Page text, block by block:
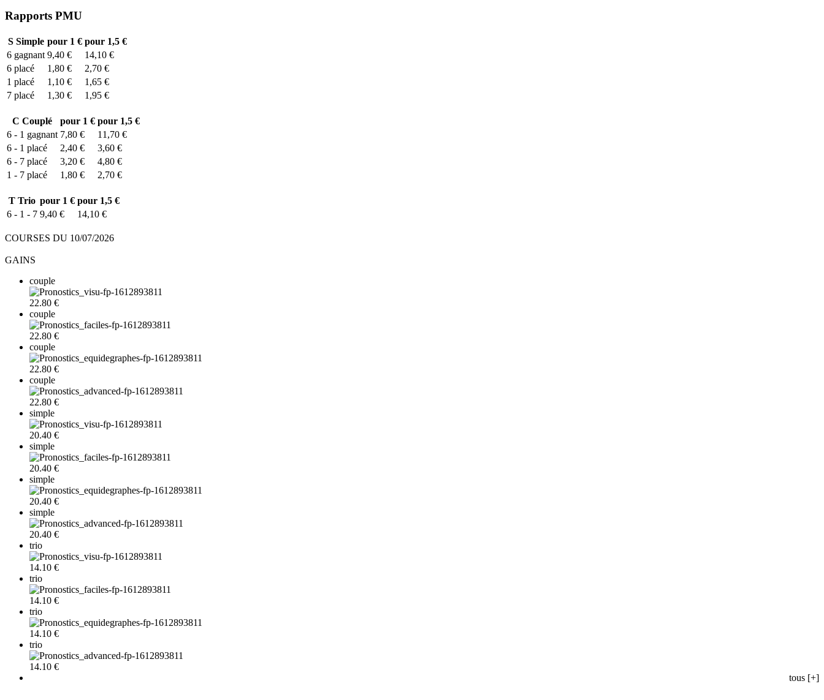
Rapports PMU
SSimple pour 1 € pour 1,5 €
6 gagnant 9,40 €
14,10 €
6 placé 1,80 €
2,70 €
1 placé 1,10 €
1,65 €
7 placé 1,30 € 1,95 €
C Couplé pour 1 € pour 1,5 €
6 - 1 gagnant 7,80 €
11,70 €
6 - 1 placé 2,40 €
3,60 €
6 - 7 placé 3,20 €
4,80 €
1 - 7 placé 1,80 € 2,70 €
T Trio pour 1 € pour 1,5 €
6 - 1 - 7 9,40 € 14,10 €
COURSES DU 10/07/2026
GAINS
couple
22.80 €
couple
22.80 €
couple
22.80 €
couple
22.80 €
simple
20.40 €
simple
20.40 €
simple
20.40 €
simple
20.40 €
trio
14.10 €
trio
14.10 €
trio
14.10 €
trio
14.10 €
tous [+]